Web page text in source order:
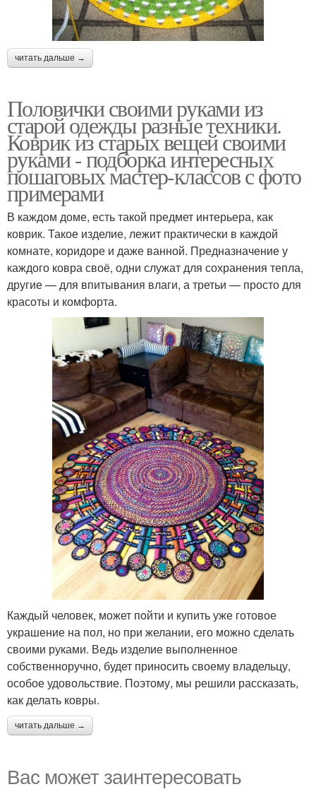
читать дальше →
Половички своими руками из
старой одежды разные техники.
Коврик из старых вещей своими
руками - подборка интересных
пошаговых мастер-классов с фото
примерами
В каждом доме, есть такой предмет интерьера, как
коврик. Такое изделие, лежит практически в каждой
комнате, коридоре и даже ванной. Предназначение у
каждого ковра своё, одни служат для сохранения тепла,
другие — для впитывания влаги, а третьи — просто для
красоты и комфорта.
Каждый человек, может пойти и купить уже готовое
украшение на пол, но при желании, его можно сделать
своими руками. Ведь изделие выполненное
собственноручно, будет приносить своему владельцу,
особое удовольствие. Поэтому, мы решили рассказать,
как делать ковры.
читать дальше →
Вас может заинтересовать